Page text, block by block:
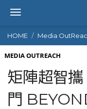
T
g
g
l
n
a
v
HOME Media
MEDIA OUTREACH
矩陣超智
門